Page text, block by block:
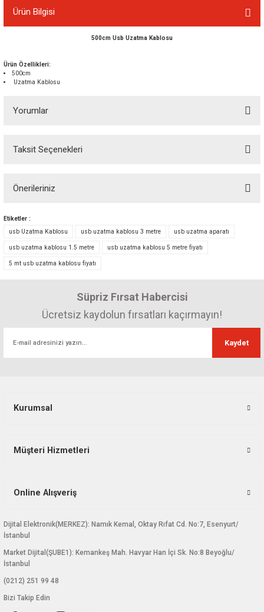
Ürün Bilgisi
500cm Usb Uzatma Kablosu
Ürün Özellikleri:
500cm
Uzatma Kablosu
Yorumlar
Taksit Seçenekleri
Önerileriniz
Bu ürünün fiyat bilgisi, resim, ürün açıklamalarında ve diğer konularda
yetersiz gördüğünüz noktaları öneri formunu kullanarak tarafımıza
Görüş ve önerileriniz için teşekkür ederiz.
Ürün resmi kalitesiz, bozuk veya görüntülenemiyor.
Ürün açıklamasında eksik bilgiler bulunuyor.
Ürün bilgilerinde hatalar bulunuyor.
Ürün fiyatı diğer sitelerden daha pahalı.
Bu ürüne benzer farklı alternatifler olmalı.
Etiketler :
usb Uzatma Kablosu
usb uzatma kablosu 3 metre usb uzatma aparatı
usb uzatma kablosu 1.5 metre usb uzatma kablosu 5 metre fiyatı
5 mt usb uzatma kablosu fiyatı
Süpriz Fırsat Habercisi
Ücretsiz kaydolun fırsatları kaçırmayın!
Kaydet
Kurumsal
Müşteri Hizmetleri
Online Alışveriş
Dijital Elektronik(MERKEZ): Namık Kemal, Oktay Rıfat Cd. No:7, Esenyurt/
İstanbul
Market Dijital(ŞUBE1): Kemankeş Mah. Havyar Han İçi Sk. No:8 Beyoğlu/
İstanbul
(0212) 251 99 48
Bizi Takip Edin